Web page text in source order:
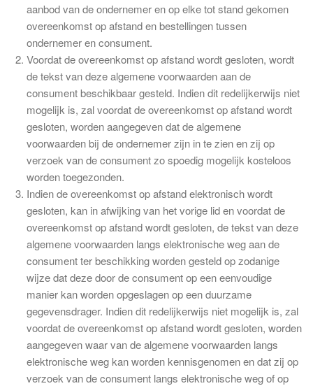
aanbod van de ondernemer en op elke tot stand gekomen
overeenkomst op afstand en bestellingen tussen
ondernemer en consument.
Voordat de overeenkomst op afstand wordt gesloten, wordt
de tekst van deze algemene voorwaarden aan de
consument beschikbaar gesteld. Indien dit redelijkerwijs niet
mogelijk is, zal voordat de overeenkomst op afstand wordt
gesloten, worden aangegeven dat de algemene
voorwaarden bij de ondernemer zijn in te zien en zij op
verzoek van de consument zo spoedig mogelijk kosteloos
worden toegezonden.
Indien de overeenkomst op afstand elektronisch wordt
gesloten, kan in afwijking van het vorige lid en voordat de
overeenkomst op afstand wordt gesloten, de tekst van deze
algemene voorwaarden langs elektronische weg aan de
consument ter beschikking worden gesteld op zodanige
wijze dat deze door de consument op een eenvoudige
manier kan worden opgeslagen op een duurzame
gegevensdrager. Indien dit redelijkerwijs niet mogelijk is, zal
voordat de overeenkomst op afstand wordt gesloten, worden
aangegeven waar van de algemene voorwaarden langs
elektronische weg kan worden kennisgenomen en dat zij op
verzoek van de consument langs elektronische weg of op